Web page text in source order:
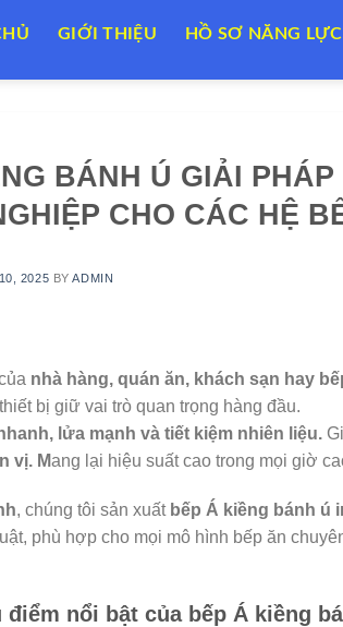
GIỚI THIỆU HỒ SƠ NĂNG LỰC
BÁNH Ú GIẢI
CHO CÁC HỆ
2025 BYADMIN
nhà hàng, quán ăn, khách sạn hay
bị giữ vai trò quan trọng hàng đầu.
lửa mạnh và tiết kiệm nhiên liệu.
vị. Mang lại hiệu suất cao trong mọi giờ
, chúng tôi sản xuất bếp Á kiềng bánh ú
phù hợp cho mọi mô hình bếp ăn
điểm nổi bật của bếp Á kiềng